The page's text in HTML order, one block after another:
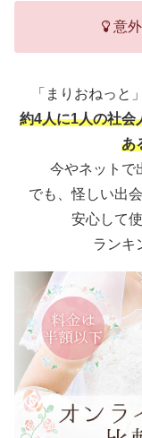
意外
「まりおねっと
約4人に1人の社会
あ
今やネットで
でも、怪しい出
安心して
ランキ